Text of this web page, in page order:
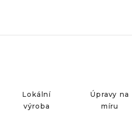
Lokální
výroba
Úpravy na
míru